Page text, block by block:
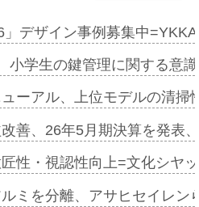
」デザイン事例募集中
小学生の鍵管理に関する意
ューアル、上位モデルの清
善、26年5月期決算を発表
性・視認性向上=文化シヤ
ミを分離、アサヒセイレ